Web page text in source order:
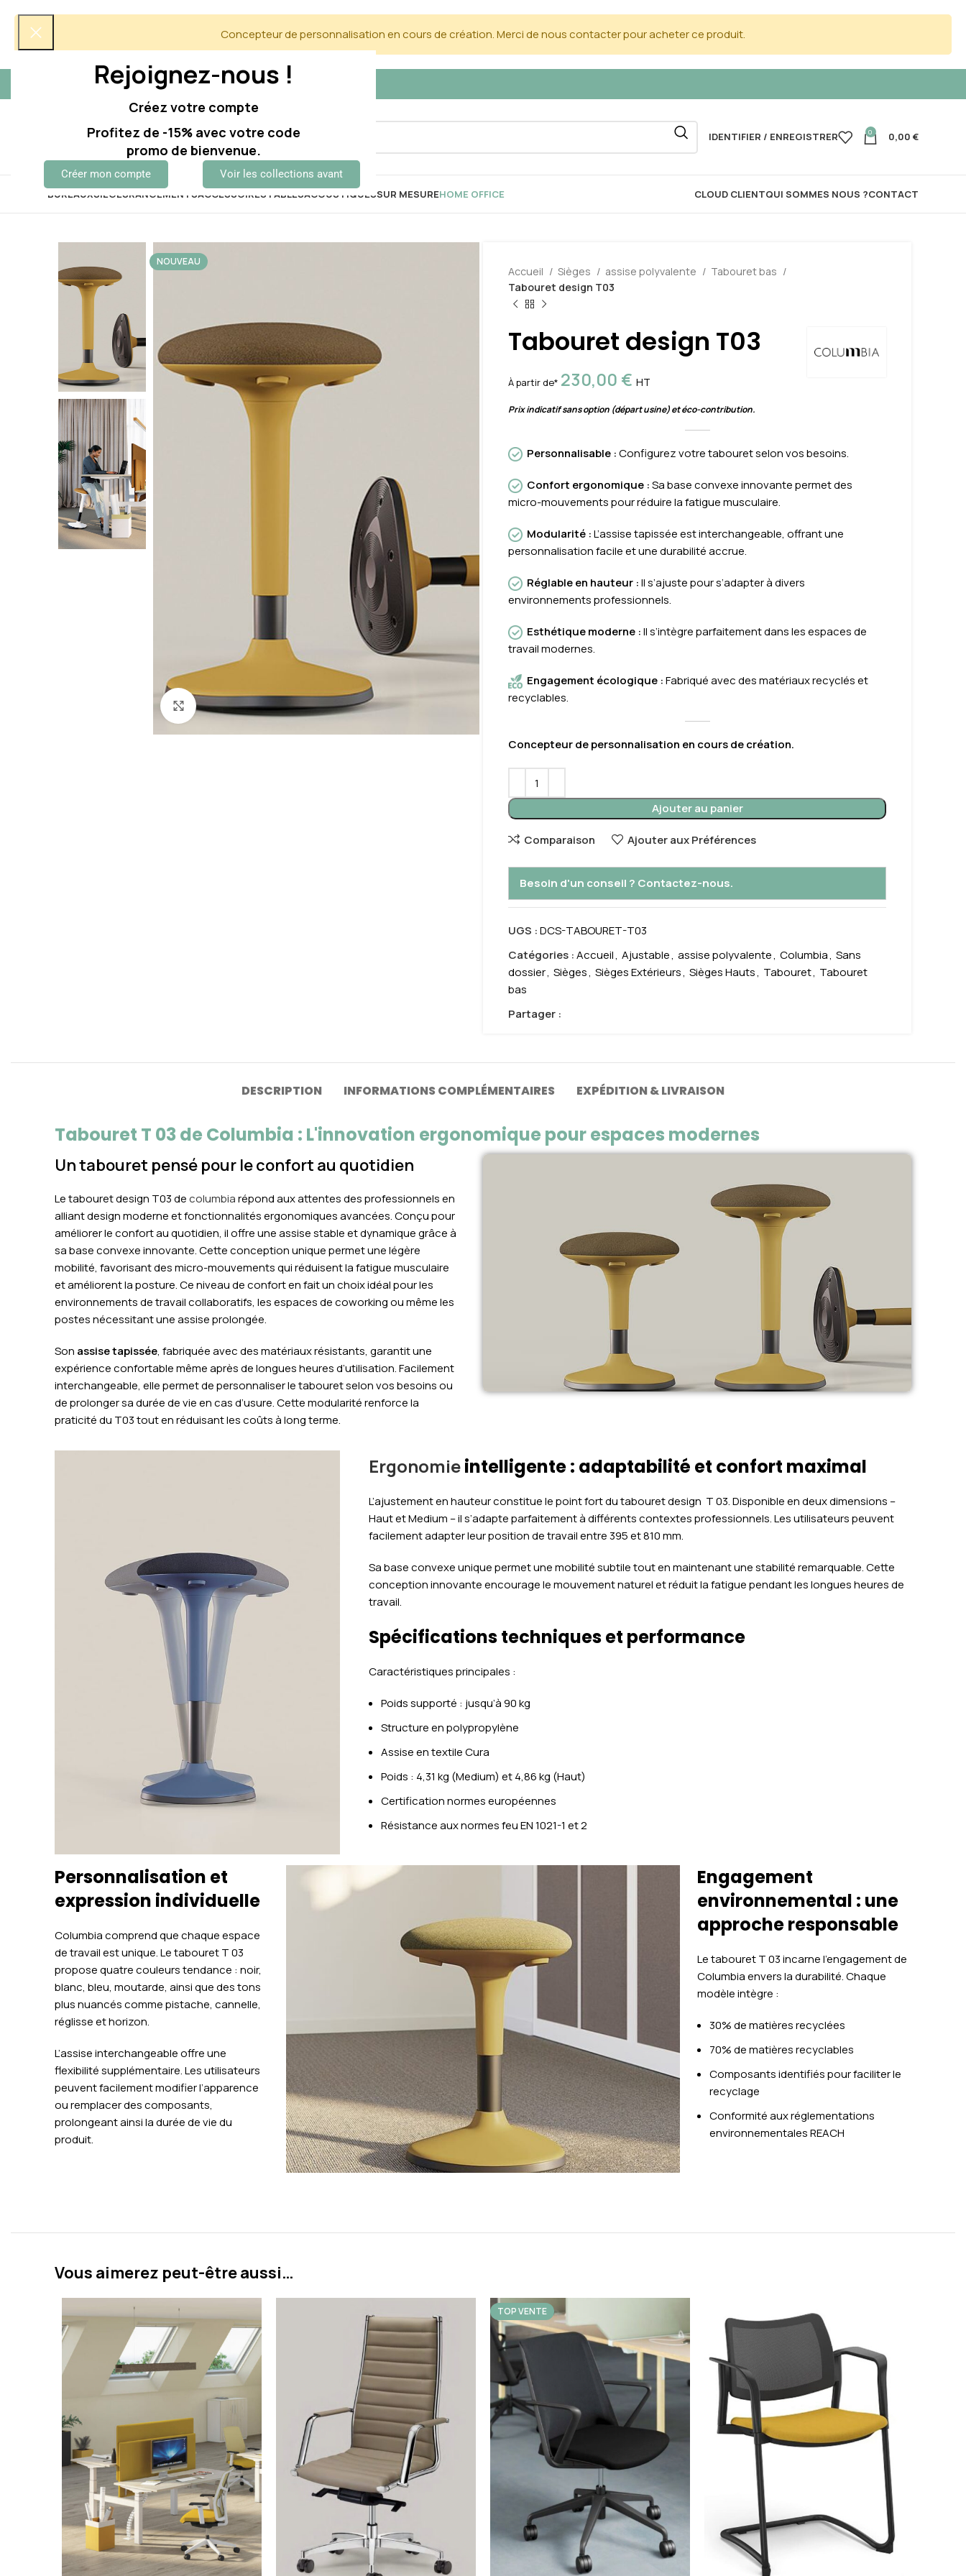
Rejoignez-nous !
Créez votre compte
Profitez de -15% avec votre code
promo de bienvenue.
Créer mon compte Voir les collections avant
Concepteur de personnalisation en cours de création. Merci de nous contacter pour acheter ce produit.
5/5 Avis clients 06 60 12 60 51
IDENTIFIER / ENREGISTRER 0 0,00 €
BUREAUXSIÈGESRANGEMENTSACCESSOIRES TABLESACOUSTIQUESSUR MESUREHOME OFFICE CLOUD CLIENTQUI SOMMES NOUS ?CONTACT
NOUVEAU
Cliquez pour agrandir
Accueil Sièges assise polyvalente
Tabouret bas
Tabouret design T03
Tabouret design T03
À partir de* 230,00 € HT
Prix indicatif sans option (départ usine) et éco-contribution.
Personnalisable :Configurez votre tabouret selon vos besoins.
Confort ergonomique :Sa base convexe innovante permet des
micro-mouvements pour réduire la fatigue musculaire.
Modularité :L’assise tapissée est interchangeable, offrant une
personnalisation facile et une durabilité accrue.
Réglable en hauteur :Il s’ajuste pour s’adapter à divers
environnements professionnels.
Esthétique moderne :Il s’intègre parfaitement dans les espaces de
travail modernes.
Engagement écologique :Fabriqué avec des matériaux recyclés et
recyclables.
Concepteur de personnalisation en cours de création.
Ajouter au panier
Comparaison Ajouter aux Préférences
Besoin d'un conseil ? Contactez-nous.
UGS :DCS-TABOURET-T03
Catégories :Accueil, Ajustable, assise polyvalente, Columbia, Sans
dossier, Sièges, Sièges Extérieurs, Sièges Hauts, Tabouret, Tabouret
bas
Partager :
DESCRIPTION INFORMATIONS COMPLÉMENTAIRES EXPÉDITION & LIVRAISON
Tabouret T 03 de Columbia : L'innovation ergonomique pour espaces modernes
Un tabouret pensé pour le confort au quotidien
Le tabouret design T03 decolumbiarépond aux attentes des professionnels en
alliant design moderne et fonctionnalités ergonomiques avancées. Conçu pour
améliorer le confort au quotidien, il offre une assise stable et dynamique grâce à
sa base convexe innovante. Cette conception unique permet une légère
mobilité, favorisant des micro-mouvements qui réduisent la fatigue musculaire
et améliorent la posture. Ce niveau de confort en fait un choix idéal pour les
environnements de travail collaboratifs, les espaces de coworking ou même les
postes nécessitant une assise prolongée.
Son assise tapissée, fabriquée avec des matériaux résistants, garantit une
expérience confortable même après de longues heures d’utilisation. Facilement
interchangeable, elle permet de personnaliser le tabouret selon vos besoins ou
de prolonger sa durée de vie en cas d’usure. Cette modularité renforce la
praticité du T03 tout en réduisant les coûts à long terme.
Ergonomieintelligente : adaptabilité et confort maximal
L’ajustement en hauteur constitue le point fort du tabouret design T 03. Disponible en deux dimensions –
Haut et Medium – il s’adapte parfaitement à différents contextes professionnels. Les utilisateurs peuvent
facilement adapter leur position de travail entre 395 et 810 mm.
Sa base convexe unique permet une mobilité subtile tout en maintenant une stabilité remarquable. Cette
conception innovante encourage le mouvement naturel et réduit la fatigue pendant les longues heures de
travail.
Spécifications techniques et performance
Caractéristiques principales :
Poids supporté : jusqu’à 90 kg
Structure en polypropylène
Assise en textile Cura
Poids : 4,31 kg (Medium) et 4,86 kg (Haut)
Certification normes européennes
Résistance aux normes feu EN 1021-1 et 2
Personnalisation et
expression individuelle
Columbia comprend que chaque espace
de travail est unique. Le tabouret T 03
propose quatre couleurs tendance : noir,
blanc, bleu, moutarde, ainsi que des tons
plus nuancés comme pistache, cannelle,
réglisse et horizon.
L’assise interchangeable offre une
flexibilité supplémentaire. Les utilisateurs
peuvent facilement modifier l’apparence
ou remplacer des composants,
prolongeant ainsi la durée de vie du
produit.
Engagement
environnemental : une
approche responsable
Le tabouret T 03 incarne l’engagement de
Columbia envers la durabilité. Chaque
modèle intègre :
30% de matières recyclées
70% de matières recyclables
Composants identifiés pour faciliter le
recyclage
Conformité aux réglementations
environnementales REACH
Vous aimerez peut-être aussi…
TOP VENTE